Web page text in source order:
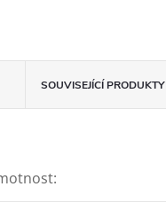
SOUVISEJÍCÍ PRODUKTY
: